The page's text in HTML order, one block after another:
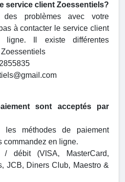
service client Zoessentiels?
problèmes avec votre
à contacter le service client
ligne. Il existe différentes
sont acceptés par
les méthodes de paiement
commandez en ligne.
débit (VISA, MasterCard,
JCB, Diners Club, Maestro &